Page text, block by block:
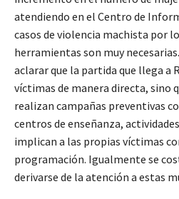
atendiendo en el Centro de
casos de violencia machista por
herramientas son muy
aclarar que la partida que llega a
víctimas de manera directa, sino
realizan campañas preventivas
centros de enseñanza,
implican a las propias víctimas
programación. Igualmente se
derivarse de la atención a estas